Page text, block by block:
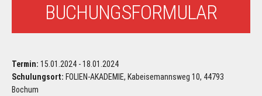
BUCHUNGSFORMULAR
Termin: 15.01.2024 - 18.01.2024
Schulungsort: FOLIEN-AKADEMIE, Kabeisemannsweg 10, 44793
Bochum